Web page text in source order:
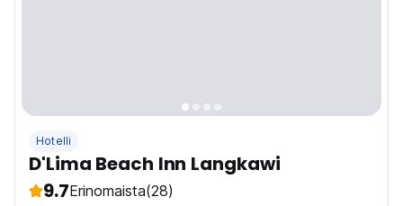
Hotelli
D'Lima Beach Inn Langkawi
9.7Erinomaista(28)